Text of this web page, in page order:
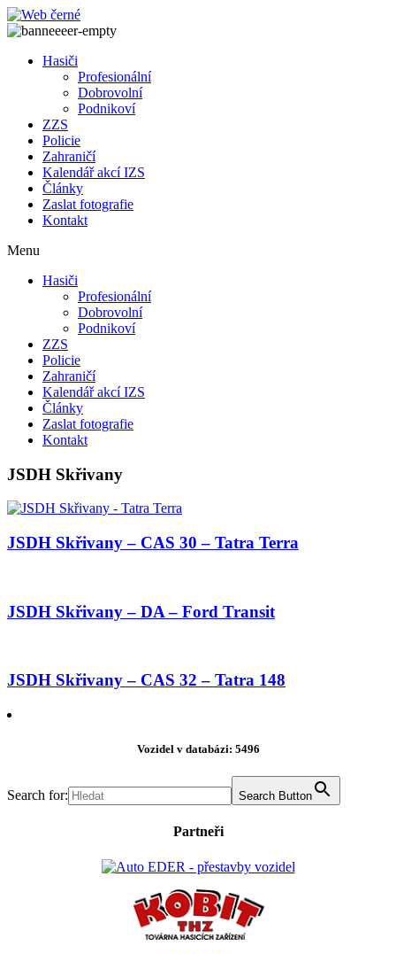
Přejít
k
Hasiči
Profesionální
Dobrovolní
Podnikoví
ZZS
Policie
Zahraničí
Kalendář akcí IZS
Články
Zaslat fotografie
Kontakt
Menu
Hasiči
Profesionální
Dobrovolní
Podnikoví
ZZS
Policie
Zahraničí
Kalendář akcí IZS
Články
Zaslat fotografie
Kontakt
JSDH Skřivany
JSDH Skřivany – CAS 30 – Tatra Terra
JSDH Skřivany – DA – Ford Transit
JSDH Skřivany – CAS 32 – Tatra 148
Vozidel v databázi: 5496
Search for: Search Button
Partneři